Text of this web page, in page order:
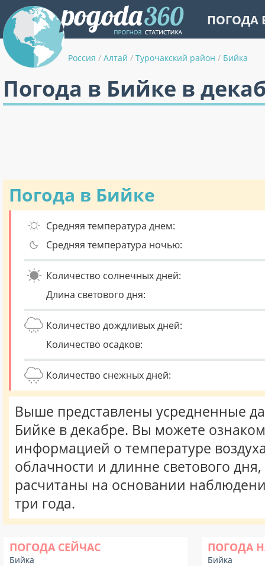
ПОГОДА
Россия / Алтай / Турочакский район / Бийка
Погода в Бийке в
Погода в Бийке
Средняя температура днем:
Средняя температура ночью:
Количество солнечных дней:
Длина светового дня:
Количество дождливых дней:
Количество осадков:
Количество снежных дней:
Выше представлены усредненные
Бийке в декабре. Вы можете
информацией о температуре
облачности и длинне светового
расчитаны на основании
три года.
ПОГОДА СЕЙЧАС
Бийка
ПОГОДА
Бийка